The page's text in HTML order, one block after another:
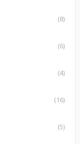
(8)
(6)
(4)
(16)
(5)